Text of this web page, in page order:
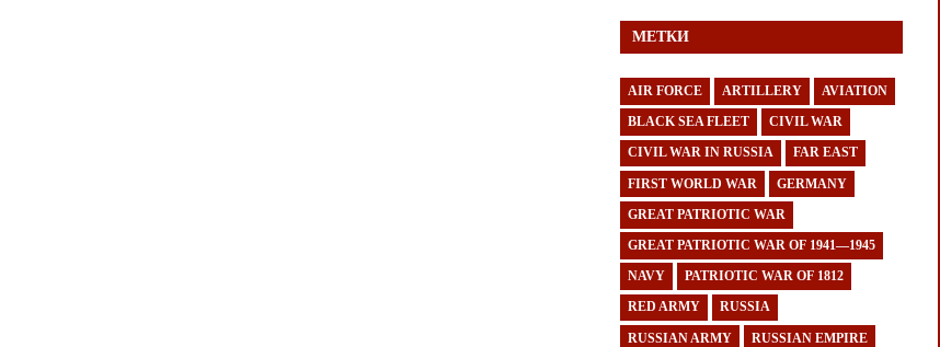
МЕТКИ
AIR FORCE ARTILLERY AVIATION
BLACK SEA FLEET CIVIL WAR
CIVIL WAR IN RUSSIA FAR EAST
FIRST WORLD WAR GERMANY
GREAT PATRIOTIC WAR
GREAT PATRIOTIC WAR OF 1941—1945
NAVY PATRIOTIC WAR OF 1812
RED ARMY RUSSIA
RUSSIAN ARMY RUSSIAN EMPIRE